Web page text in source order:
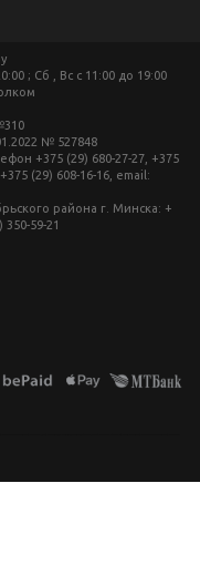
; Сб , Вс c 11:00 до 19:00
№ 527848
+375 (29) 680-27-27, +375
(29) 608-16-16, email:
района г. Минска: +
59-21